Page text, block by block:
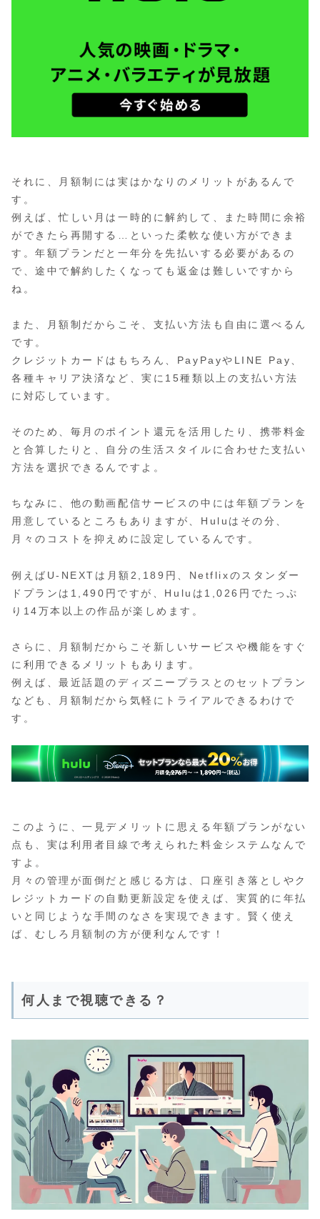
それに、月額制には実はかなりのメリットがあるんで
す。
例えば、忙しい月は一時的に解約して、また時間に余裕
ができたら再開する…といった柔軟な使い方ができま
す。年額プランだと一年分を先払いする必要があるの
で、途中で解約したくなっても返金は難しいですから
ね。
また、月額制だからこそ、支払い方法も自由に選べるん
です。
クレジットカードはもちろん、PayPayやLINE Pay、
各種キャリア決済など、実に15種類以上の支払い方法
に対応しています。
そのため、毎月のポイント還元を活用したり、携帯料金
と合算したりと、自分の生活スタイルに合わせた支払い
方法を選択できるんですよ。
ちなみに、他の動画配信サービスの中には年額プランを
用意しているところもありますが、Huluはその分、
月々のコストを抑えめに設定しているんです。
例えばU-NEXTは月額2,189円、Netflixのスタンダー
ドプランは1,490円ですが、Huluは1,026円でたっぷ
り14万本以上の作品が楽しめます。
さらに、月額制だからこそ新しいサービスや機能をすぐ
に利用できるメリットもあります。
例えば、最近話題のディズニープラスとのセットプラン
なども、月額制だから気軽にトライアルできるわけで
す。
このように、一見デメリットに思える年額プランがない
点も、実は利用者目線で考えられた料金システムなんで
すよ。
月々の管理が面倒だと感じる方は、口座引き落としやク
レジットカードの自動更新設定を使えば、実質的に年払
いと同じような手間のなさを実現できます。賢く使え
ば、むしろ月額制の方が便利なんです！
何人まで視聴できる？